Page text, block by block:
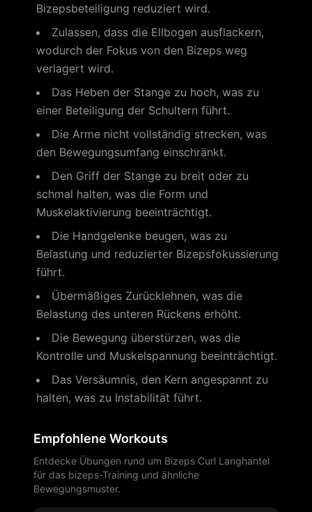
Bizepsbeteiligung reduziert wird.
Zulassen, dass die Ellbogen ausflackern,
wodurch der Fokus von den Bizeps weg
verlagert wird.
Das Heben der Stange zu hoch, was zu
einer Beteiligung der Schultern führt.
Die Arme nicht vollständig strecken, was
den Bewegungsumfang einschränkt.
Den Griff der Stange zu breit oder zu
schmal halten, was die Form und
Muskelaktivierung beeinträchtigt.
Die Handgelenke beugen, was zu
Belastung und reduzierter Bizepsfokussierung
führt.
Übermäßiges Zurücklehnen, was die
Belastung des unteren Rückens erhöht.
Die Bewegung überstürzen, was die
Kontrolle und Muskelspannung beeinträchtigt.
Das Versäumnis, den Kern angespannt zu
halten, was zu Instabilität führt.
Empfohlene Workouts
Entdecke Übungen rund um Bizeps Curl Langhantel
für das bizeps-Training und ähnliche
Bewegungsmuster.